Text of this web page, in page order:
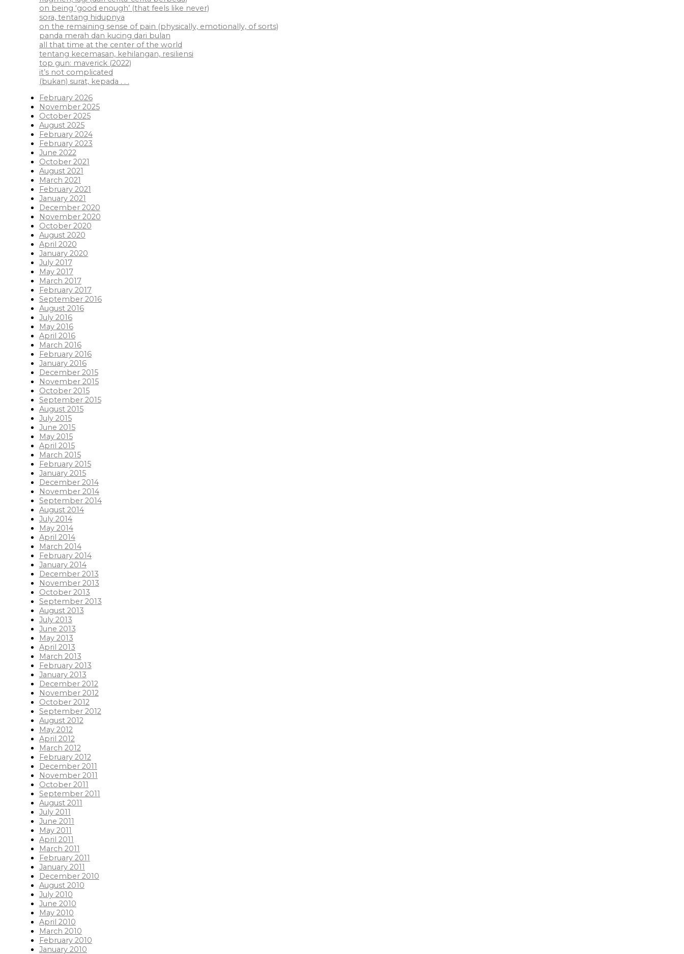
on being ‘good enough’ (that feels like never)
sora, tentang hidupnya
on the remaining sense of pain (physically, emotionally, of sorts)
panda merah dan kucing dari bulan
all that time at the center of the world
tentang kecemasan, kehilangan, resiliensi
top gun: maverick (2022)
it’s not complicated
(bukan) surat, kepada . . .
February 2026
November 2025
October 2025
August 2025
February 2024
February 2023
June 2022
October 2021
August 2021
March 2021
February 2021
January 2021
December 2020
November 2020
October 2020
August 2020
April 2020
January 2020
July 2017
May 2017
March 2017
February 2017
September 2016
August 2016
July 2016
May 2016
April 2016
March 2016
February 2016
January 2016
December 2015
November 2015
October 2015
September 2015
August 2015
July 2015
June 2015
May 2015
April 2015
March 2015
February 2015
January 2015
December 2014
November 2014
September 2014
August 2014
July 2014
May 2014
April 2014
March 2014
February 2014
January 2014
December 2013
November 2013
October 2013
September 2013
August 2013
July 2013
June 2013
May 2013
April 2013
March 2013
February 2013
January 2013
December 2012
November 2012
October 2012
September 2012
August 2012
May 2012
April 2012
March 2012
February 2012
December 2011
November 2011
October 2011
September 2011
August 2011
July 2011
June 2011
May 2011
April 2011
March 2011
February 2011
January 2011
December 2010
August 2010
July 2010
June 2010
May 2010
April 2010
March 2010
February 2010
January 2010